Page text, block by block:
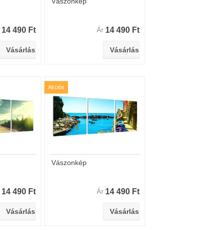
14 490 Ft Ár 14 490 Ft
14 490 Ft
Vászonkép
Ár 14 490 Ft
Akciós